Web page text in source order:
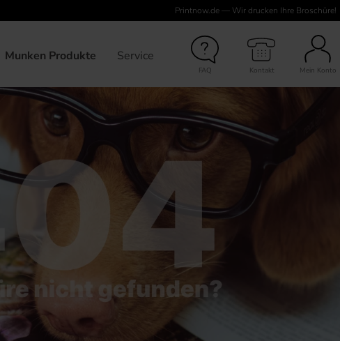
Printnow.de — Wir drucken Ihre Broschüre!
Munken Produkte Service
FAQ Kontakt Mein Konto